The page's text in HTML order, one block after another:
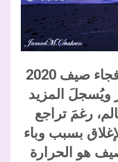
مرّ صيف عام 2019 حارّاً جداً، فجاء صيف 2020
ويُسجلَ المزيد
رغمَ تراجع
بسبب وباء
هو الحرارة